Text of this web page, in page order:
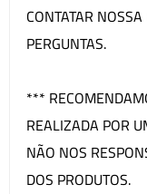
CONTATAR
PERGUNTAS.
***
REALIZADA POR
NÃO NOS
DOS PRODUTOS.